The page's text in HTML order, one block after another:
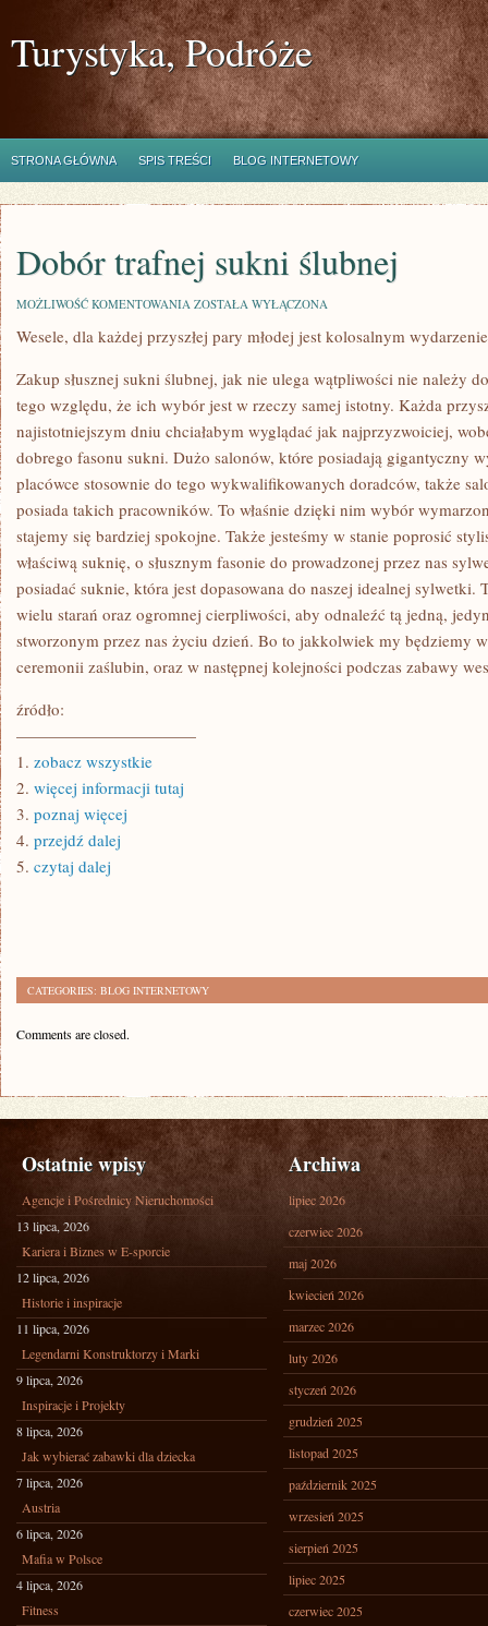
Turystyka, Podróże
STRONA GŁÓWNA SPIS TREŚCI BLOG INTERNETOWY
Dobór trafnej sukni ślubnej
MOŻLIWOŚĆ KOMENTOWANIA DOBÓR
SUKNI
ŚLUBNEJ
ZOSTAŁA WYŁĄCZONA
Wesele, dla każdej przyszłej pary młodej jest kolosalnym
Zakup słusznej sukni ślubnej, jak nie ulega wątpliwości nie należy
tego względu, że ich wybór jest w rzeczy samej istotny. Każda
najistotniejszym dniu chciałabym wyglądać jak najprzyzwoiciej,
dobrego fasonu sukni. Dużo salonów, które posiadają gigantyczny
placówce stosownie do tego wykwalifikowanych doradców, także
posiada takich pracowników. To właśnie dzięki nim wybór
stajemy się bardziej spokojne. Także jesteśmy w stanie poprosić
właściwą suknię, o słusznym fasonie do prowadzonej przez nas
posiadać suknie, która jest dopasowana do naszej idealnej sylwetki.
wielu starań oraz ogromnej cierpliwości, aby odnaleźć tą jedną,
stworzonym przez nas życiu dzień. Bo to jakkolwiek my będziemy
ceremonii zaślubin, oraz w następnej kolejności podczas zabawy
źródło:
———————————
1. zobacz wszystkie
2. więcej informacji tutaj
3. poznaj więcej
4. przejdź dalej
5. czytaj dalej
CATEGORIES: BLOG INTERNETOWY
Comments are closed.
Ostatnie wpisy
Agencje i Pośrednicy Nieruchomości
13 lipca, 2026
Kariera i Biznes w E-sporcie
12 lipca, 2026
Historie i inspiracje
11 lipca, 2026
Legendarni Konstruktorzy i Marki
9 lipca, 2026
Inspiracje i Projekty
8 lipca, 2026
Jak wybierać zabawki dla dziecka
7 lipca, 2026
Austria
6 lipca, 2026
Mafia w Polsce
4 lipca, 2026
Fitness
Archiwa
lipiec 2026
czerwiec 2026
maj 2026
kwiecień 2026
marzec 2026
luty 2026
styczeń 2026
grudzień 2025
listopad 2025
październik 2025
wrzesień 2025
sierpień 2025
lipiec 2025
czerwiec 2025